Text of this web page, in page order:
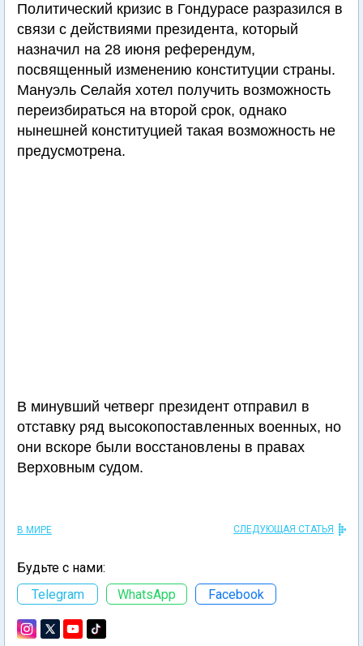
Политический кризис в Гондурасе разразился в
связи с действиями президента, который
назначил на 28 июня референдум,
посвященный изменению конституции страны.
Мануэль Селайя хотел получить возможность
переизбираться на второй срок, однако
нынешней конституцией такая возможность не
предусмотрена.
В минувший четверг президент отправил в
отставку ряд высокопоставленных военных, но
они вскоре были восстановлены в правах
Верховным судом.
В МИРЕ СЛЕДУЮЩАЯ СТАТЬЯ
Будьте с нами:
Telegram
WhatsApp Facebook